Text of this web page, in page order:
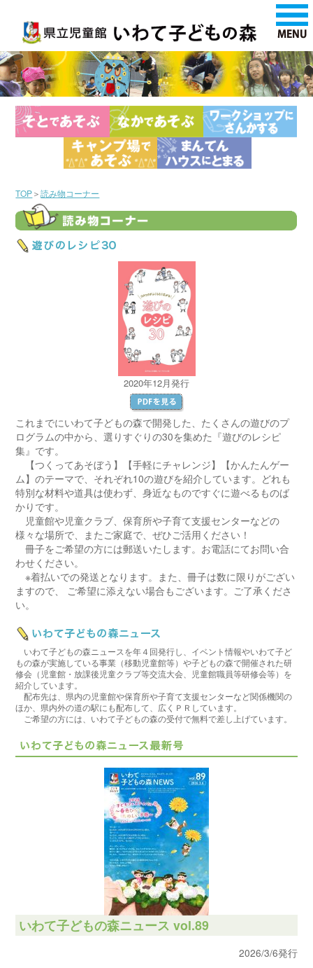
TOP＞読み物コーナー
2020年12月発行
これまでにいわて子どもの森で開発した、たくさんの遊びのプ
ログラムの中から、選りすぐりの30を集めた『遊びのレシピ
集』です。
【つくってあそぼう】【手軽にチャレンジ】【かんたんゲー
ム】のテーマで、それぞれ10の遊びを紹介しています。どれも
特別な材料や道具は使わず、身近なものですぐに遊べるものば
かりです。
児童館や児童クラブ、保育所や子育て支援センターなどの
様々な場所で、またご家庭で、ぜひご活用ください！
冊子をご希望の方には郵送いたします。お電話にてお問い合
わせください。
※着払いでの発送となります。また、冊子は数に限りがござい
ますので、 ご希望に添えない場合もございます。ご了承くださ
い。
いわて子どもの森ニュースを年４回発行し、イベント情報やいわて子ど
もの森が実施している事業（移動児童館等）や子どもの森で開催された研
修会（児童館・放課後児童クラブ等交流大会、児童館職員等研修会等）を
紹介しています。
配布先は、県内の児童館や保育所や子育て支援センターなど関係機関の
ほか、県内外の道の駅にも配布して、広くＰＲしています。
ご希望の方には、いわて子どもの森の受付で無料で差し上げています。
いわて子どもの森ニュース vol.89
2026/3/6発行